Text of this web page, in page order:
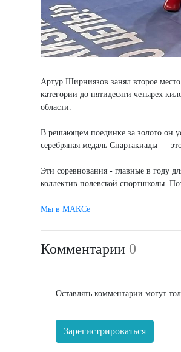
Артур Ширниязов занял второе
категории до пятидесяти четырех
области.
В решающем поединке за золото он
серебряная медаль Спартакиады —
Эти соревнования - главные в году
коллектив полевской спортшколы.
Мы в МАКСе
Комментарии 0
Оставлять комментарии могут
Зарегистрироваться